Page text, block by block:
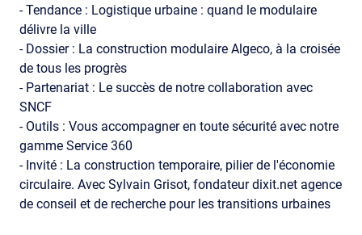
- Tendance : Logistique urbaine : quand le modulaire
délivre la ville
- Dossier : La construction modulaire Algeco, à la croisée
de tous les progrès
- Partenariat : Le succès de notre collaboration avec
SNCF
- Outils : Vous accompagner en toute sécurité avec notre
gamme Service 360
- Invité : La construction temporaire, pilier de l'économie
circulaire. Avec Sylvain Grisot, fondateur dixit.net agence
de conseil et de recherche pour les transitions urbaines